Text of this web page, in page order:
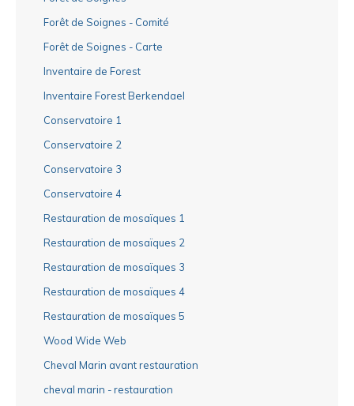
Forêt de Soignes - Comité
Forêt de Soignes - Carte
Inventaire de Forest
Inventaire Forest Berkendael
Conservatoire 1
Conservatoire 2
Conservatoire 3
Conservatoire 4
Restauration de mosaïques 1
Restauration de mosaïques 2
Restauration de mosaïques 3
Restauration de mosaïques 4
Restauration de mosaïques 5
Wood Wide Web
Cheval Marin avant restauration
cheval marin - restauration